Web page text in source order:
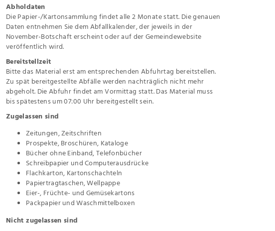
Abholdaten
Die Papier-/Kartonsammlung findet alle 2 Monate statt. Die genauen
Daten entnehmen Sie dem Abfallkalender, der jeweils in der
November-Botschaft erscheint oder auf der Gemeindewebsite
veröffentlich wird.
Bereitstellzeit
Bitte das Material erst am entsprechenden Abfuhrtag bereitstellen.
Zu spät bereitgestellte Abfälle werden nachträglich nicht mehr
abgeholt. Die Abfuhr findet am Vormittag statt. Das Material muss
bis spätestens um 07:00 Uhr bereitgestellt sein.
Zugelassen sind
Zeitungen, Zeitschriften
Prospekte, Broschüren, Kataloge
Bücher ohne Einband, Telefonbücher
Schreibpapier und Computerausdrücke
Flachkarton, Kartonschachteln
Papiertragtaschen, Wellpappe
Eier-, Früchte- und Gemüsekartons
Packpapier und Waschmittelboxen
Nicht zugelassen sind